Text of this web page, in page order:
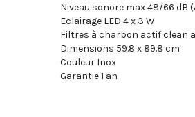
Niveau sonore max 48/66 dB
Eclairage LED 4 x 3 W
Filtres à charbon actif clean
Dimensions 59.8 x 89.8 cm
Couleur Inox
Garantie 1 an